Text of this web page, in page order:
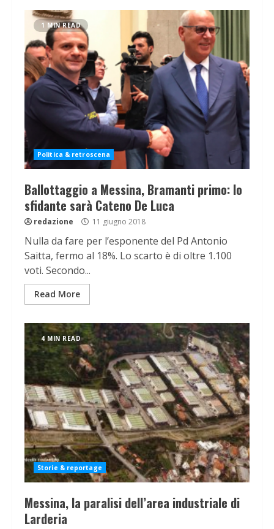
1 MIN READ
Politica & retroscena
Ballottaggio a Messina, Bramanti primo: lo
sfidante sarà Cateno De Luca
redazione 11 giugno 2018
Nulla da fare per l’esponente del Pd Antonio
Saitta, fermo al 18%. Lo scarto è di oltre 1.100
voti. Secondo...
Read More
4 MIN READ
Storie & reportage
Messina, la paralisi dell’area industriale di
Larderia